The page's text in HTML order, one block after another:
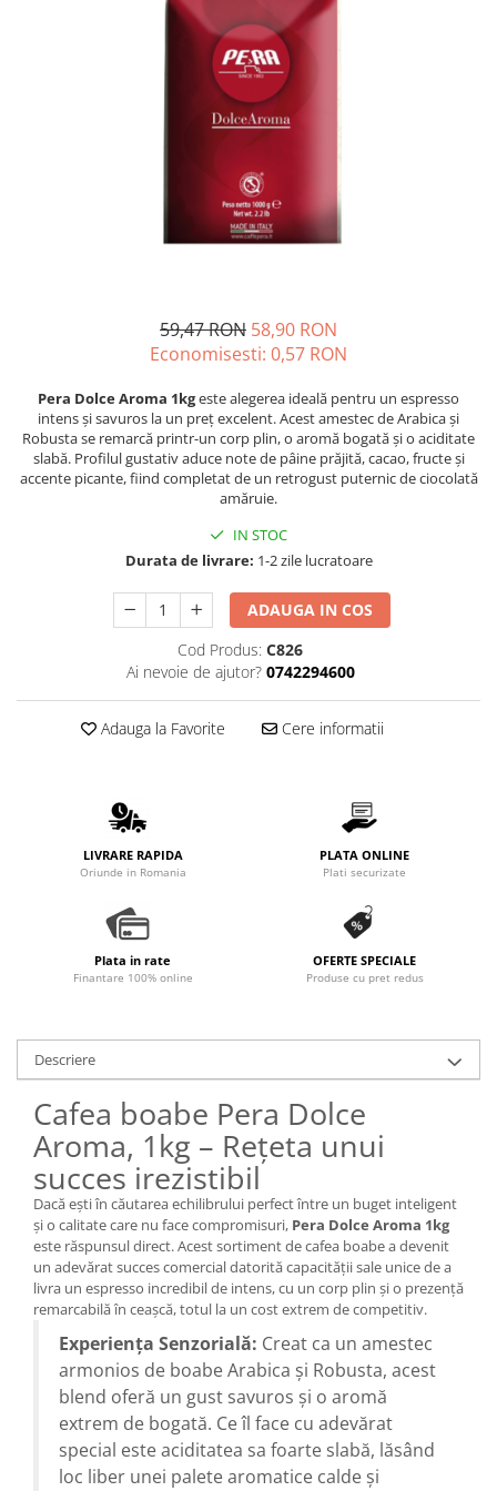
59,47 RON 58,90 RON
Economisesti: 0,57 RON
Pera Dolce Aroma 1kgeste alegerea ideală pentru un espresso
intens și savuros la un preț excelent. Acest amestec de Arabica și
Robusta se remarcă printr-un corp plin, o aromă bogată și o aciditate
slabă. Profilul gustativ aduce note de pâine prăjită, cacao, fructe și
accente picante, fiind completat de un retrogust puternic de ciocolată
amăruie.
IN STOC
Durata de livrare: 1-2 zile lucratoare
ADAUGA IN COS
Cod Produs: C826
Ai nevoie de ajutor? 0742294600
Adauga la Favorite Cere informatii
LIVRARE RAPIDA
Oriunde in Romania
PLATA ONLINE
Plati securizate
Plata in rate
Finantare 100% online
OFERTE SPECIALE
Produse cu pret redus
Descriere
Cafea boabe Pera Dolce
Aroma, 1kg – Rețeta unui
succes irezistibil
Dacă ești în căutarea echilibrului perfect între un buget inteligent
și o calitate care nu face compromisuri, Pera Dolce Aroma 1kg
este răspunsul direct. Acest sortiment de cafea boabe a devenit
un adevărat succes comercial datorită capacității sale unice de a
livra un espresso incredibil de intens, cu un corp plin și o prezență
remarcabilă în ceașcă, totul la un cost extrem de competitiv.
Experiența Senzorială: Creat ca un amestec
armonios de boabe Arabica și Robusta, acest
blend oferă un gust savuros și o aromă
extrem de bogată. Ce îl face cu adevărat
special este aciditatea sa foarte slabă, lăsând
loc liber unei palete aromatice calde și